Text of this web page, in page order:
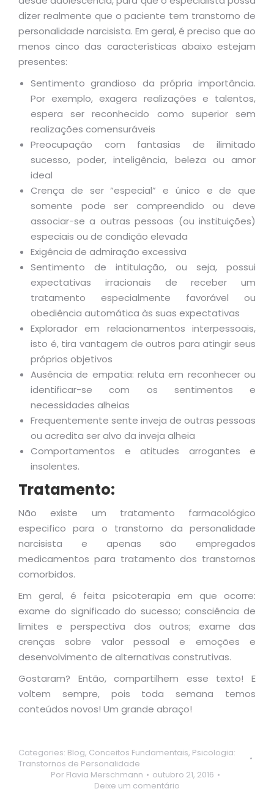
dizer realmente que o paciente tem transtorno de
personalidade narcisista. Em geral, é preciso que ao
menos cinco das características abaixo estejam
presentes:
Sentimento grandioso da própria importância.
Por exemplo, exagera realizações e talentos,
espera ser reconhecido como superior sem
realizações comensuráveis
Preocupação com fantasias de ilimitado
sucesso, poder, inteligência, beleza ou amor
ideal
Crença de ser “especial” e único e de que
somente pode ser compreendido ou deve
associar-se a outras pessoas (ou instituições)
especiais ou de condição elevada
Exigência de admiração excessiva
Sentimento de intitulação, ou seja, possui
expectativas irracionais de receber um
tratamento especialmente favorável ou
obediência automática às suas expectativas
Explorador em relacionamentos interpessoais,
isto é, tira vantagem de outros para atingir seus
próprios objetivos
Ausência de empatia: reluta em reconhecer ou
identificar-se com os sentimentos e
necessidades alheias
Frequentemente sente inveja de outras pessoas
ou acredita ser alvo da inveja alheia
Comportamentos e atitudes arrogantes e
insolentes.
Tratamento:
Não existe um tratamento farmacológico
especifico para o transtorno da personalidade
narcisista e apenas são empregados
medicamentos para tratamento dos transtornos
comorbidos.
Em geral, é feita psicoterapia em que ocorre:
exame do significado do sucesso; consciência de
limites e perspectiva dos outros; exame das
crenças sobre valor pessoal e emoções e
desenvolvimento de alternativas construtivas.
Gostaram? Então, compartilhem esse texto! E
voltem sempre, pois toda semana temos
conteúdos novos! Um grande abraço!
Categories: Blog, Conceitos Fundamentais, Psicologia:
Transtornos de Personalidade
Por Flavia Merschmann
outubro 21, 2016
Deixe um comentário